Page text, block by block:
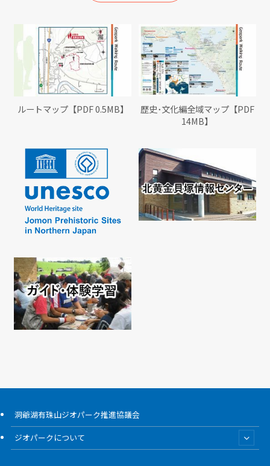
ルートマップ【PDF 0.5MB】
歴史･文化編全域マップ【PDF
14MB】
洞爺湖有珠山ジオパーク推進協議会
ジオパークについて